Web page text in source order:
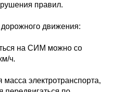
правил.
движения:
на СИМ можно со
ч.
электротранспорта,